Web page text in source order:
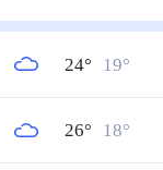
24° 19°
26° 18°